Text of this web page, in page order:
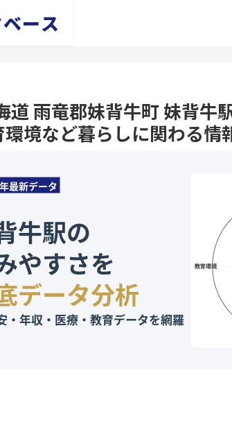
ース
道 雨竜郡妹背牛町 妹背牛
境など暮らしに関わる情